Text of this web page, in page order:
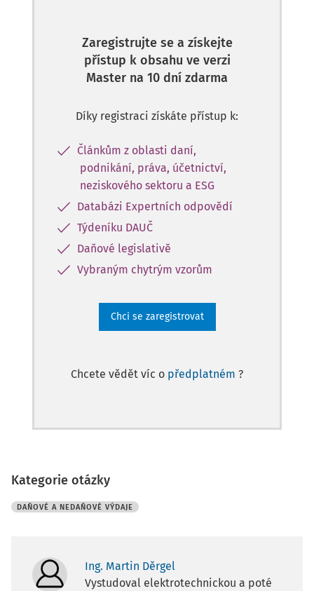
Zaregistrujte se a získejte
přístup k obsahu ve verzi
Master na 10 dní zdarma
Díky registraci získáte přístup k:
Článkům z oblasti daní,
podnikání, práva, účetnictví,
neziskového sektoru a ESG
Databázi Expertních odpovědí
Týdeníku DAUČ
Daňové legislativě
Vybraným chytrým vzorům
Chci se zaregistrovat
Chcete vědět víc o předplatném ?
Kategorie otázky
DAŇOVÉ A NEDAŇOVÉ VÝDAJE
Ing. Martin Děrgel
Vystudoval elektrotechnickou a poté